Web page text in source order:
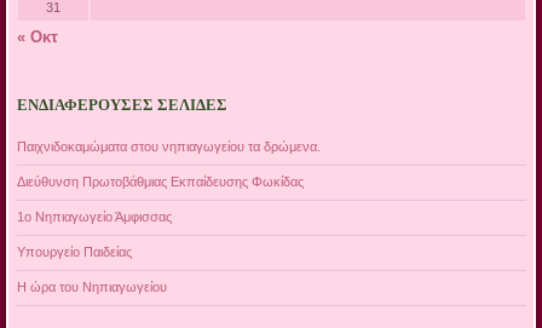
« Οκτ
31
ΕΝΔΙΑΦΈΡΟΥΣΕΣ ΣΕΛΊΔΕΣ
Παιχνιδοκαμώματα στου νηπιαγωγείου τα δρώμενα.
Διεύθυνση Πρωτοβάθμιας Εκπαίδευσης Φωκίδας
1ο Νηπιαγωγείο Άμφισσας
Υπουργείο Παιδείας
Η ώρα του Νηπιαγωγείου